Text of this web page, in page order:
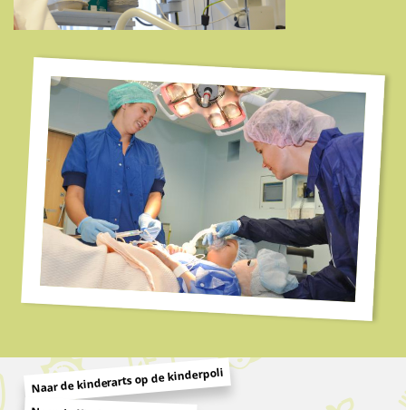
Naar de kinderarts op de kinderpoli